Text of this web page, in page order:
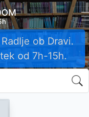
ob Dravi.
od 7h-15h.